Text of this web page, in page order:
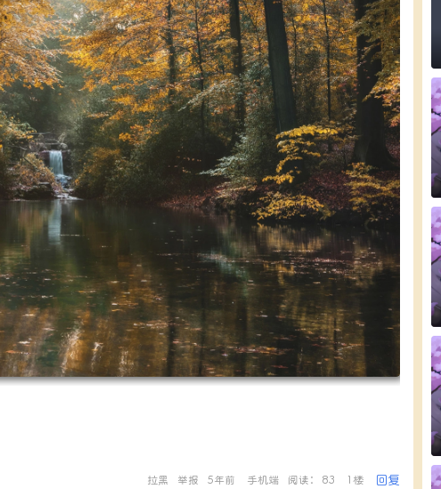
拉黑 举报 5年前 手机端 阅读： 83 1楼 回复